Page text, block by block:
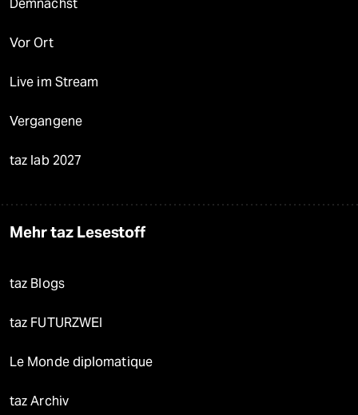
Demnächst
Vor Ort
Live im Stream
Vergangene
taz lab 2027
Mehr taz Lesestoff
taz Blogs
taz FUTURZWEI
Le Monde diplomatique
taz Archiv